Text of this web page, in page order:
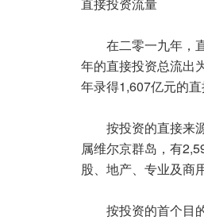
在二零一九年，直
年的直接投资总流出
年录得1,607亿元的直
按投资的直接来源
属维尔京群岛，有
股、地产、专业及商
按投资的首个目的